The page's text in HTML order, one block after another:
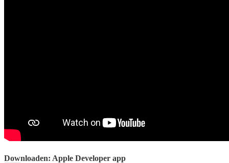
Downloaden: Apple Developer app